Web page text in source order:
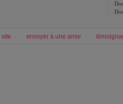
site envoyer à une amie